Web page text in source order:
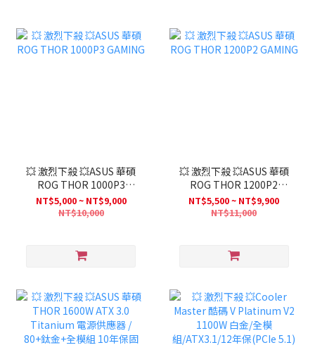
💥 激烈下殺 💥ASUS 華碩
ROG THOR 1000P3
GAMING
NT$5,000 ~ NT$9,000
NT$10,000
💥 激烈下殺 💥ASUS 華碩
ROG THOR 1200P2
GAMING
NT$5,500 ~ NT$9,900
NT$11,000